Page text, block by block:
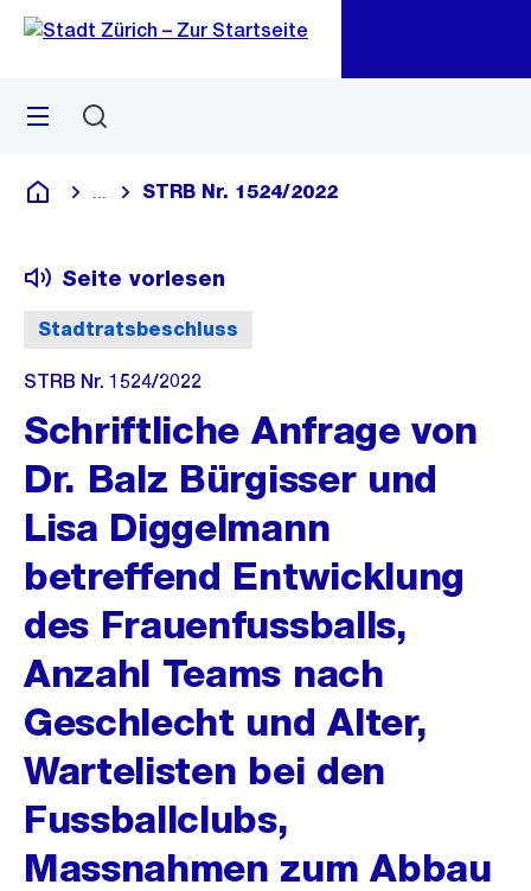
Navigation
Sprunglink
Menü
Deutsch
Blende alle Breadcrumbs ein
STRB Nr. 1524/2022
Stadtratsbeschluss
Seite vorlesen
STRB Nr. 1524/2022
Schriftliche Anfrage von
Dr. Balz Bürgisser und
Lisa Diggelmann
betreffend Entwicklung
des Frauenfussballs,
Anzahl Teams nach
Geschlecht und Alter,
Wartelisten bei den
Fussballclubs,
Massnahmen zum Abbau